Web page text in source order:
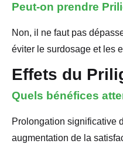
Peut-on prendre
Non, il ne faut pas
éviter le surdosage et les
Effets du
Quels bénéfices
Prolongation significative
augmentation de la